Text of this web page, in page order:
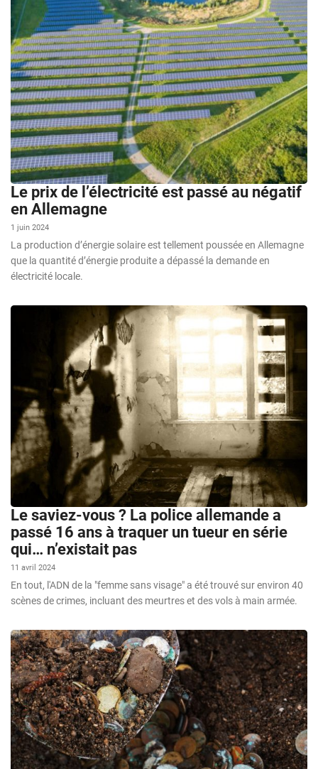
Le prix de l’électricité est passé au négatif
en Allemagne
1 juin 2024
La production d’énergie solaire est tellement poussée en Allemagne
que la quantité d’énergie produite a dépassé la demande en
électricité locale.
Le saviez-vous ? La police allemande a
passé 16 ans à traquer un tueur en série
qui… n’existait pas
11 avril 2024
En tout, l'ADN de la "femme sans visage" a été trouvé sur environ 40
scènes de crimes, incluant des meurtres et des vols à main armée.